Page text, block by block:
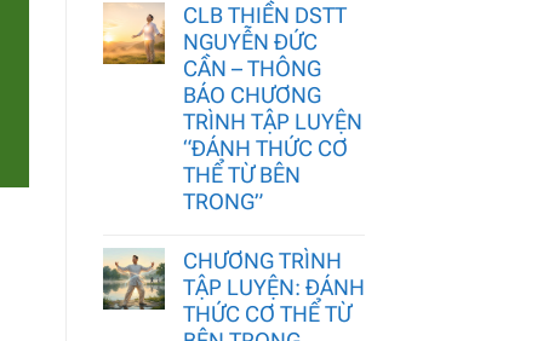
CLB THIỀN DSTT
NGUYỄN ĐỨC
CẦN – THÔNG
BÁO CHƯƠNG
TRÌNH TẬP LUYỆN
“ĐÁNH THỨC CƠ
THỂ TỪ BÊN
TRONG”
CHƯƠNG TRÌNH
TẬP LUYỆN: ĐÁNH
THỨC CƠ THỂ TỪ